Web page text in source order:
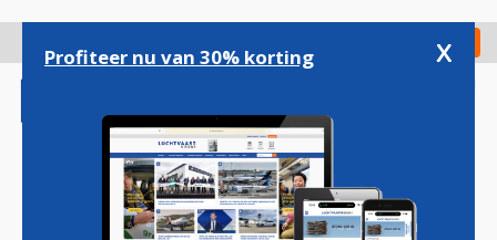
gaan
Check in
Profiteer nu van 30% korting x